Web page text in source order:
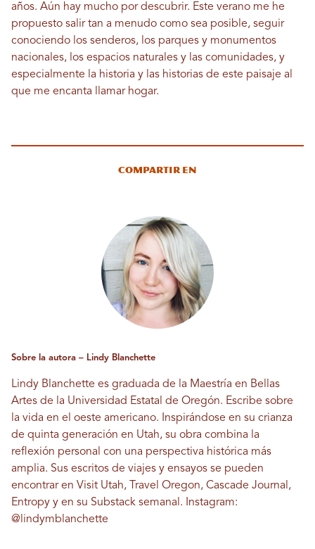
años. Aún hay mucho por descubrir. Este verano me he
propuesto salir tan a menudo como sea posible, seguir
conociendo los senderos, los parques y monumentos
nacionales, los espacios naturales y las comunidades, y
especialmente la historia y las historias de este paisaje al
que me encanta llamar hogar.
Compartir en
Sobre la autora – Lindy Blanchette
Lindy Blanchette es graduada de la Maestría en Bellas
Artes de la Universidad Estatal de Oregón. Escribe sobre
la vida en el oeste americano. Inspirándose en su crianza
de quinta generación en Utah, su obra combina la
reflexión personal con una perspectiva histórica más
amplia. Sus escritos de viajes y ensayos se pueden
encontrar en Visit Utah, Travel Oregon, Cascade Journal,
Entropy y en su Substack semanal. Instagram:
@lindymblanchette